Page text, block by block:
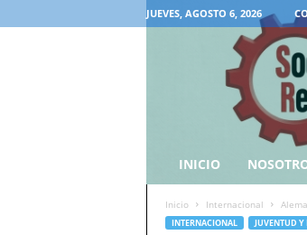
JUEVES, AGOSTO 6, 2026
INICIO
Inicio Internacional
INTERNACIONAL JUVENTUD Y